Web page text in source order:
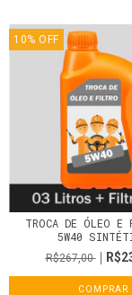
10% OFF
TROCA DE ÓLEO
5W40
R$267,00
COMPRAR